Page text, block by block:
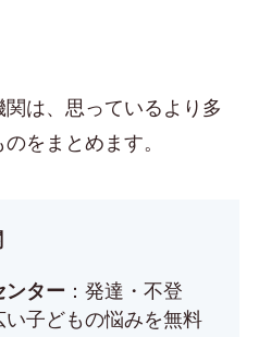
は、思っているより多
をまとめます。
ンター：発達・不登
子どもの悩みを無料